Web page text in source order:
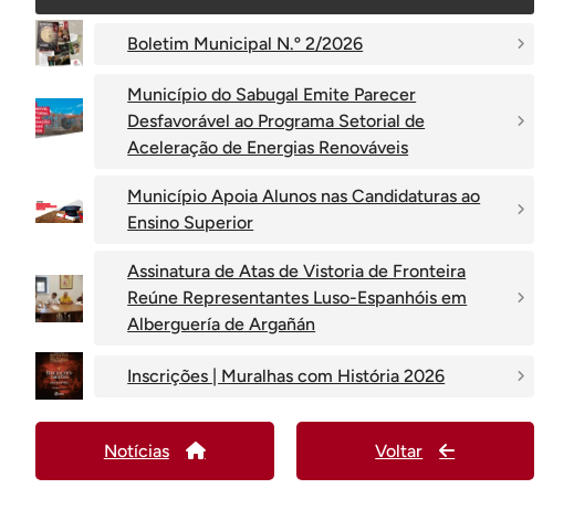
Boletim Municipal N.º 2/2026
Município do Sabugal Emite Parecer
Desfavorável ao Programa Setorial de
Aceleração de Energias Renováveis
Município Apoia Alunos nas Candidaturas ao
Ensino Superior
Assinatura de Atas de Vistoria de Fronteira
Reúne Representantes Luso-Espanhóis em
Alberguería de Argañán
Inscrições | Muralhas com História 2026
Notícias Voltar